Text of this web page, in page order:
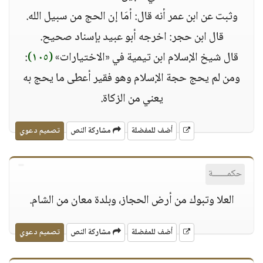
وثبت عن ابن عمر أنه قال: أمَا إن الحج من سبيل الله.
قال ابن حجر: اخرجه أبو عبيد بإسناد صحيح.
قال شيخ الإسلام ابن تيمية في «الاختيارات»(١٠٥)
:
ومن لم يحج حجة الإسلام وهو فقير أعطى ما يحج به
يعني من الزكاة.
أضف للمفضلة مشاركة النص تصميم دعوي
حكمــــــة
العلا وتبوك من أرض الحجاز، وبلدة معان من الشام.
أضف للمفضلة مشاركة النص تصميم دعوي